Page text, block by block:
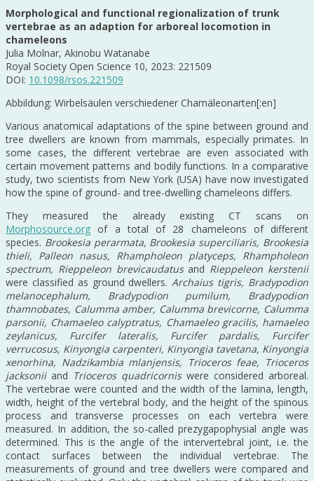
Morphological and functional regionalization of trunk
vertebrae as an adaption for arboreal locomotion in
chameleons
Julia Molnar, Akinobu Watanabe
Royal Society Open Science 10, 2023: 221509
DOI: 10.1098/rsos.221509
Abbildung: Wirbelsäulen verschiedener Chamäleonarten[:en]
Various anatomical adaptations of the spine between ground and
tree dwellers are known from mammals, especially primates. In
some cases, the different vertebrae are even associated with
certain movement patterns and bodily functions. In a comparative
study, two scientists from New York (USA) have now investigated
how the spine of ground- and tree-dwelling chameleons differs.
They measured the already existing CT scans on
Morphosource.org of a total of 28 chameleons of different
species. Brookesia perarmata, Brookesia superciliaris, Brookesia
thieli, Palleon nasus, Rhampholeon platyceps, Rhampholeon
spectrum, Rieppeleon brevicaudatusand Rieppeleon kerstenii
were classified as ground dwellers.Archaius tigris, Bradypodion
melanocephalum, Bradypodion pumilum, Bradypodion
thamnobates, Calumma amber, Calumma brevicorne, Calumma
parsonii, Chamaeleo calyptratus, Chamaeleo gracilis, hamaeleo
zeylanicus, Furcifer lateralis, Furcifer pardalis, Furcifer
verrucosus, Kinyongia carpenteri, Kinyongia tavetana, Kinyongia
xenorhina, Nadzikambia mlanjensis, Trioceros feae, Trioceros
jacksonii and Trioceros quadricorniswere considered arboreal.
The vertebrae were counted and the width of the lamina, length,
width, height of the vertebral body, and the height of the spinous
process and transverse processes on each vertebra were
measured. In addition, the so-called prezygapophysial angle was
determined. This is the angle of the intervertebral joint, i.e. the
contact surfaces between the individual vertebrae. The
measurements of ground and tree dwellers were compared and